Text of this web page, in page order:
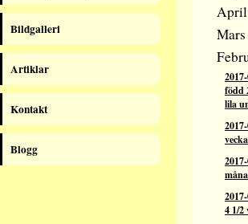
Bildgalleri
Artiklar
Kontakt
Blogg
April
Mars
född
lila
4 1/2